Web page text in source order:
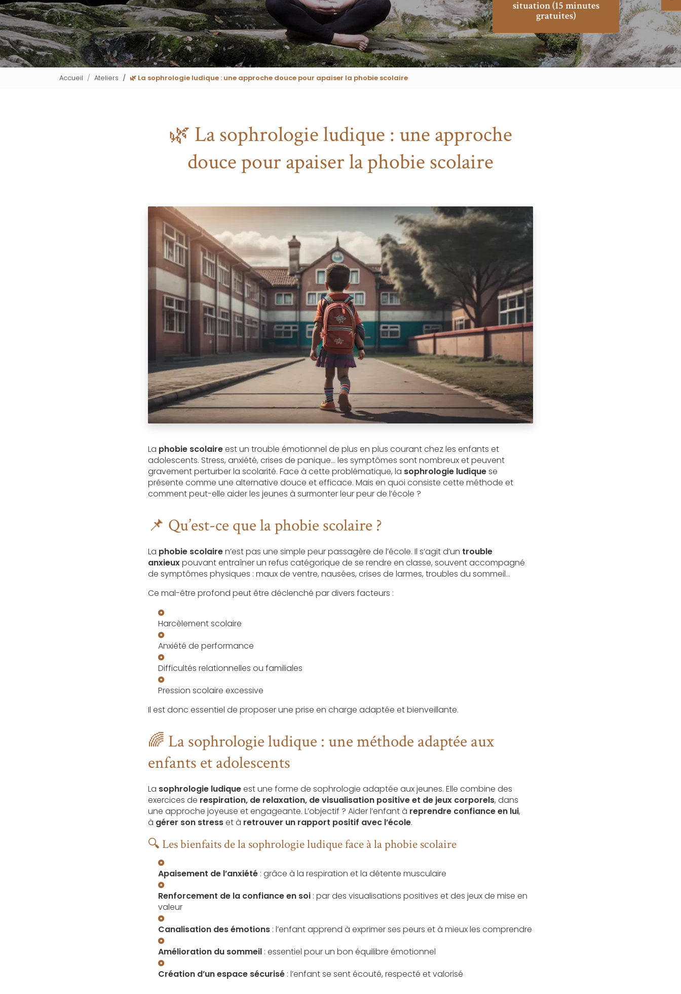
situation (15 minutes
gratuites)
Accueil Ateliers 🌿 La sophrologie ludique : une approche douce pour apaiser la phobie scolaire
🌿 La sophrologie ludique : une approche
douce pour apaiser la phobie scolaire
La phobie scolaireest un trouble émotionnel de plus en plus courant chez les enfants et
adolescents. Stress, anxiété, crises de panique... les symptômes sont nombreux et peuvent
gravement perturber la scolarité. Face à cette problématique, la sophrologie ludiquese
présente comme une alternative douce et efficace. Mais en quoi consiste cette méthode et
comment peut-elle aider les jeunes à surmonter leur peur de l’école ?
📌 Qu’est-ce que la phobie scolaire ?
La phobie scolairen’est pas une simple peur passagère de l’école. Il s’agit d’un trouble
anxieuxpouvant entraîner un refus catégorique de se rendre en classe, souvent accompagné
de symptômes physiques : maux de ventre, nausées, crises de larmes, troubles du sommeil...
Ce mal-être profond peut être déclenché par divers facteurs :
Harcèlement scolaire
Anxiété de performance
Difficultés relationnelles ou familiales
Pression scolaire excessive
Il est donc essentiel de proposer une prise en charge adaptée et bienveillante.
🌈 La sophrologie ludique : une méthode adaptée aux
enfants et adolescents
La sophrologie ludiqueest une forme de sophrologie adaptée aux jeunes. Elle combine des
exercices de respiration, de relaxation, de visualisation positive et de jeux corporels, dans
une approche joyeuse et engageante. L’objectif ? Aider l’enfant à reprendre confiance en lui,
à gérer son stresset à retrouver un rapport positif avec l’école.
🔍 Les bienfaits de la sophrologie ludique face à la phobie scolaire
Apaisement de l’anxiété : grâce à la respiration et la détente musculaire
Renforcement de la confiance en soi : par des visualisations positives et des jeux de mise en
valeur
Canalisation des émotions : l’enfant apprend à exprimer ses peurs et à mieux les comprendre
Amélioration du sommeil : essentiel pour un bon équilibre émotionnel
Création d’un espace sécurisé : l’enfant se sent écouté, respecté et valorisé